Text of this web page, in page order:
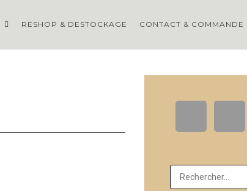
RESHOP & DESTOCKAGE CONTACT & COMMANDE